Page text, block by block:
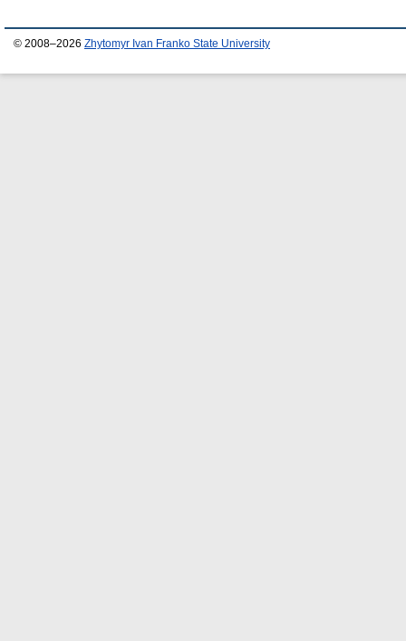
© 2008–2026 Zhytomyr Ivan Franko State University